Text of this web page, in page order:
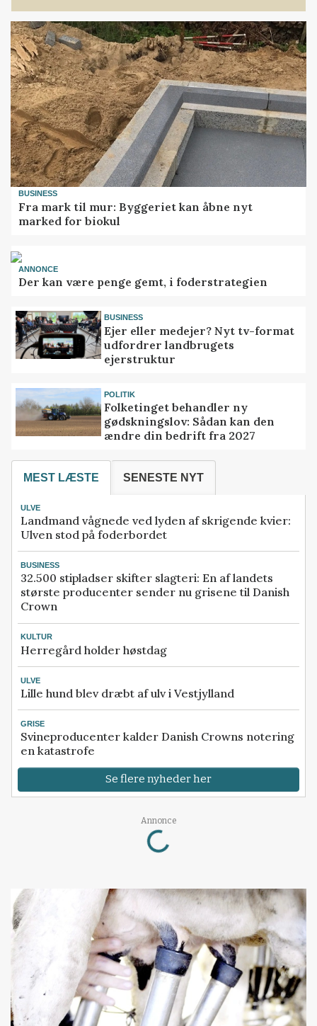
BUSINESS
Fra mark til mur: Byggeriet kan åbne nyt
marked for biokul
ANNONCE
Der kan være penge gemt, i foderstrategien
BUSINESS
Ejer eller medejer? Nyt tv-format
udfordrer landbrugets
ejerstruktur
POLITIK
Folketinget behandler ny
gødskningslov: Sådan kan den
ændre din bedrift fra 2027
MEST LÆSTE SENESTE NYT
ULVE
Landmand vågnede ved lyden af skrigende kvier:
Ulven stod på foderbordet
BUSINESS
32.500 stipladser skifter slagteri: En af landets
største producenter sender nu grisene til Danish
Crown
KULTUR
Herregård holder høstdag
ULVE
Lille hund blev dræbt af ulv i Vestjylland
GRISE
Svineproducenter kalder Danish Crowns notering
en katastrofe
Se flere nyheder her
Annonce
Loading...